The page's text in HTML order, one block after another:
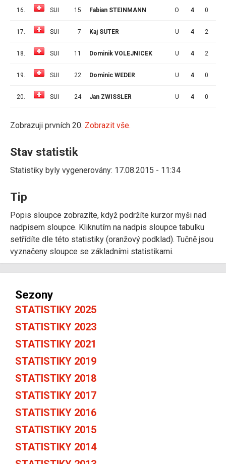
16. SUI 15 Fabian STEINMANN O 4 0
17. SUI 7 Kaj SUTER U 4 2
18. SUI 11 Dominik VOLEJNICEK U 4 2
19. SUI 22 Dominic WEDER U 4 0
20. SUI 24 Jan ZWISSLER U 4 0
Zobrazuji prvních 20. Zobrazit vše.
Stav statistik
Statistiky byly vygenerovány: 17.08.2015 - 11:34
Tip
Popis sloupce zobrazíte, když podržíte kurzor myši nad
nadpisem sloupce. Kliknutím na nadpis sloupce tabulku
setřídíte dle této statistiky (oranžový podklad). Tučně jsou
vyznačeny sloupce se základními statistikami.
Sezony
STATISTIKY 2025
STATISTIKY 2023
STATISTIKY 2021
STATISTIKY 2019
STATISTIKY 2018
STATISTIKY 2017
STATISTIKY 2016
STATISTIKY 2015
STATISTIKY 2014